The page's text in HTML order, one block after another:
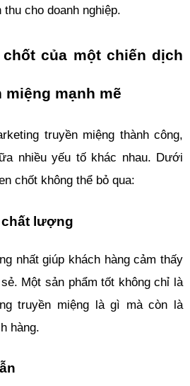
cho doanh nghiệp.
của một chiến dịch
mạnh mẽ
truyền miệng thành công,
nhiều yếu tố khác nhau. Dưới
chốt không thể bỏ qua:
chất lượng
nhất giúp khách hàng cảm thấy
Một sản phẩm tốt không chỉ là
truyền miệng là gì mà còn là
hàng.